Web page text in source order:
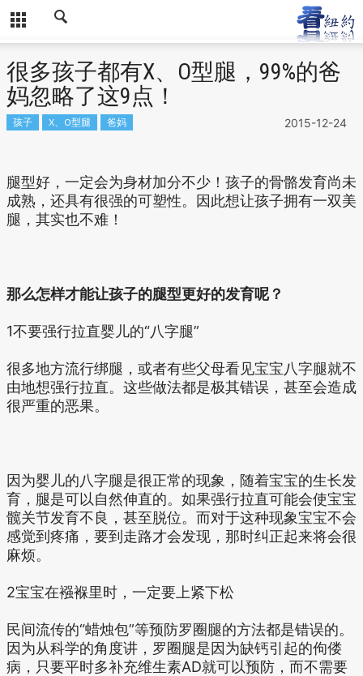
很多孩子都有X、O型腿，99%的爸
妈忽略了这9点！
2015-12-24
孩子 X、O型腿 爸妈
腿型好，一定会为身材加分不少！孩子的骨骼发育尚未
成熟，还具有很强的可塑性。因此想让孩子拥有一双美
腿，其实也不难！
那么怎样才能让孩子的腿型更好的发育呢？
1不要强行拉直婴儿的“八字腿”
很多地方流行绑腿，或者有些父母看见宝宝八字腿就不
由地想强行拉直。这些做法都是极其错误，甚至会造成
很严重的恶果。
因为婴儿的八字腿是很正常的现象，随着宝宝的生长发
育，腿是可以自然伸直的。如果强行拉直可能会使宝宝
髋关节发育不良，甚至脱位。而对于这种现象宝宝不会
感觉到疼痛，要到走路才会发现，那时纠正起来将会很
麻烦。
2宝宝在襁褓里时，一定要上紧下松
民间流传的“蜡烛包”等预防罗圈腿的方法都是错误的。
因为从科学的角度讲，罗圈腿是因为缺钙引起的佝偻
病，只要平时多补充维生素AD就可以预防，而不需要